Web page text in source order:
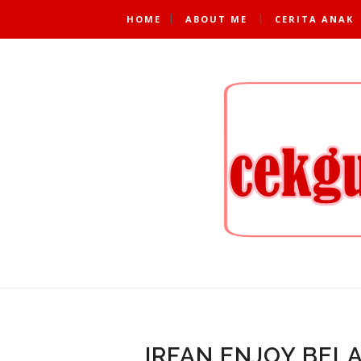
HOME ABOUT ME CERITA ANAK